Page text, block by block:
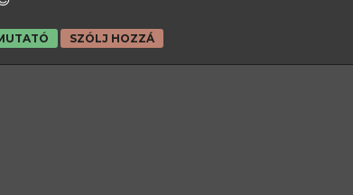
SZÓLJ HOZZÁ